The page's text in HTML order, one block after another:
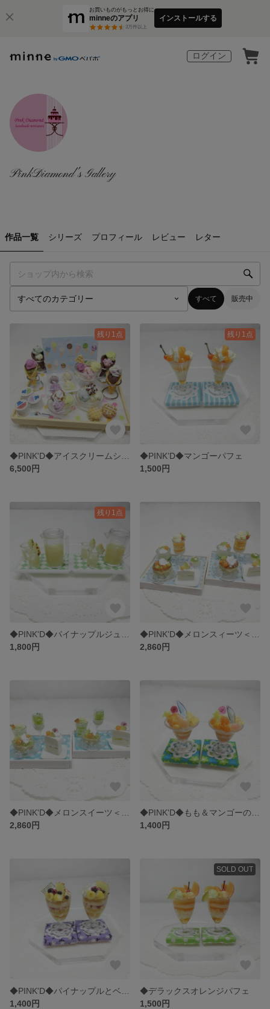
お買いものがもっとお得に
minneのアプリ
3万件以上
インストールする
ログイン
PinkDiamond's Gallery
作品一覧 シリーズ プロフィール レビュー レター
すべて 販売中
残り1点
6,500円
残り1点
◆PINK’D◆マンゴーパフェ
1,500円
残り1点
1,800円
2,860円
2,860円
1,400円
1,400円
SOLD OUT
◆デラックスオレンジパフェ
1,500円